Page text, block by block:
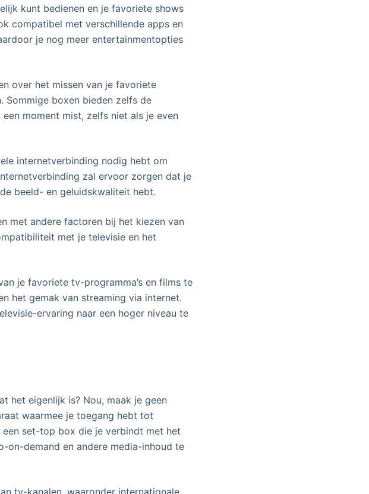
kunt bedienen en je favoriete shows
compatibel met verschillende apps en
je nog meer entertainmentopties
over het missen van je favoriete
Sommige boxen bieden zelfs de
moment mist, zelfs niet als je even
internetverbinding nodig hebt om
zal ervoor zorgen dat je
beeld- en geluidskwaliteit hebt.
met andere factoren bij het kiezen van
met je televisie en het
je favoriete tv-programma’s en films te
het gemak van streaming via internet.
ervaring naar een hoger niveau te
het eigenlijk is? Nou, maak je geen
waarmee je toegang hebt tot
set-top box die je verbindt met het
on-demand en andere media-inhoud te
tv-kanalen, waaronder internationale